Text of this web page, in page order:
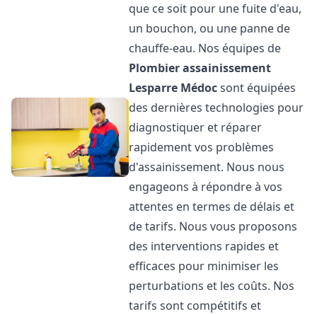
que ce soit pour une fuite d'eau,
un bouchon, ou une panne de
chauffe-eau. Nos équipes de
Plombier assainissement
Lesparre Médocsont équipées
des dernières technologies pour
diagnostiquer et réparer
rapidement vos problèmes
d'assainissement. Nous nous
engageons à répondre à vos
attentes en termes de délais et
de tarifs. Nous vous proposons
des interventions rapides et
efficaces pour minimiser les
perturbations et les coûts. Nos
tarifs sont compétitifs et